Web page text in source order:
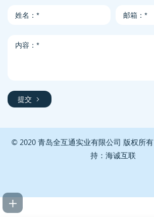
提交
© 2020 青岛全互通实业有限公司 版权所有
持：海诚互联